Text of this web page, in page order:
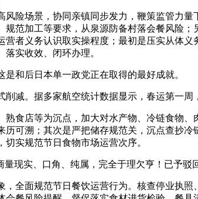
场景，协同亲镇同步发力，鞭策监管力量
范加工等要求，从泉源防备村落会餐风险
者义务认识取实操程度；最初是压实从体
实收效、闭环办理。
和后日本单一政党正在取得的最好成就。
。据多家航空统计数据显示，春运第一周
店等为沉点，加大对水产物、冷链食物、
可溯；其次是严把储存规范关，沉点查抄
实规范节日食物市场运营次序。
现实、口角、纯属，完全于理欠亨！已予驳
面规范节日餐饮运营行为。核查停业执照